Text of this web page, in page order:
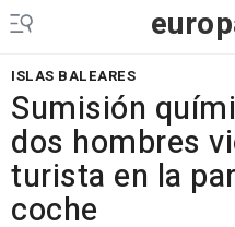
ISLAS BALEARES
Sumisión
dos hombres
turista en la
coche